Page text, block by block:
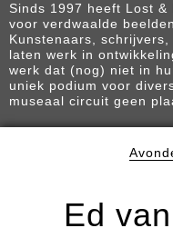
Sinds 1997 heeft Lost
voor verdwaalde
Kunstenaars,
laten werk in
werk dat (nog) niet in
uniek podium voor
museaal circuit geen
Ed